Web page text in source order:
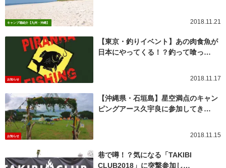
キャンプ場紹介【九州・沖縄】 2018.11.21
お知らせ
【東京・釣りイベント】あの肉食魚が
日本にやってくる！？釣って喰っ…
2018.11.17
お知らせ
【沖縄県・石垣島】星空満点のキャン
ピングアース久宇良に参加してき…
2018.11.15
巷で噂！？気になる「TAKIBI
CLUB2018」に突撃参加し…